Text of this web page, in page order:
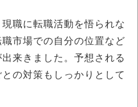
職に転職活動を悟られな
市場での自分の位置など
来きました。予想される
の対策もしっかりとして